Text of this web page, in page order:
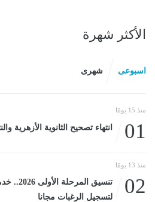
الأكثر شهرة
اسبوعى شهرى
منذ 15 يومًا
01 انتهاء تصحيح الثانوية الأزهرية
منذ 13 يومًا
02
تنسيق
لتسجيل الرغبات مجانا